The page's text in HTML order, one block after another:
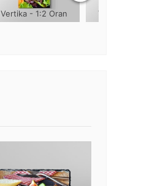
Vertika - 1:2 Oran Vertika - 1:3